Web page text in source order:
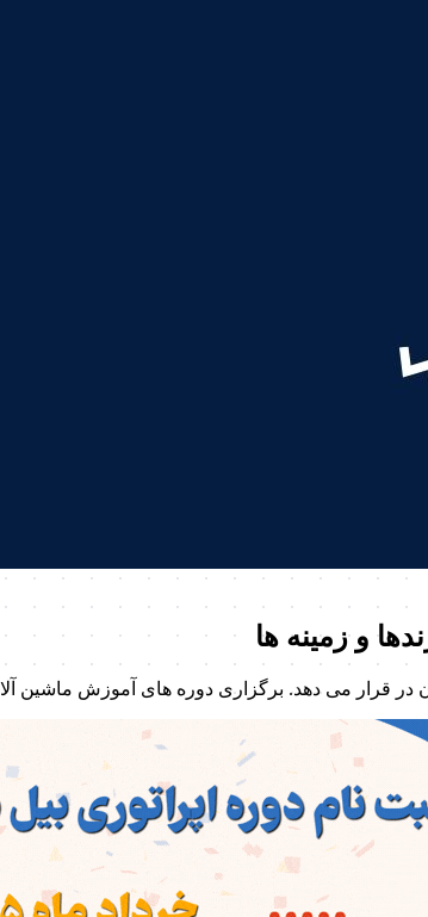
و زمینه ها
در قرار می دهد. برگزاری دوره های آموزش ماشین